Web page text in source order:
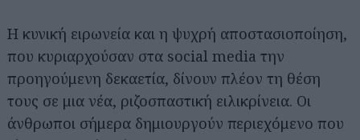
Η κυνική ειρωνεία και η ψυχρή αποστασιοποίηση,
που κυριαρχούσαν στα social media την
προηγούμενη δεκαετία, δίνουν πλέον τη θέση
τους σε μια νέα, ριζοσπαστική ειλικρίνεια. Οι
άνθρωποι σήμερα δημιουργούν περιεχόμενο που